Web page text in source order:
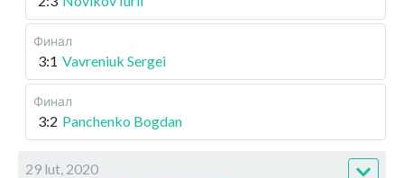
Финал
3:1 Vavreniuk Sergei
Финал
3:2 Panchenko Bogdan
29 lut, 2020